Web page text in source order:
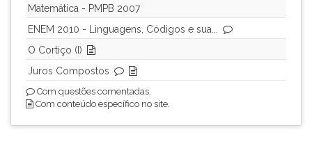
Matemática - PMPB 2007
ENEM 2010 - Linguagens, Códigos e sua...
O Cortiço (I)
Juros Compostos
Com questões comentadas.
Com conteúdo específico no site.